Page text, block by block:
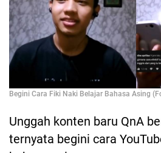
Begini Cara Fiki Naki Belajar Bahasa Asing
Unggah konten baru QnA
ternyata begini cara